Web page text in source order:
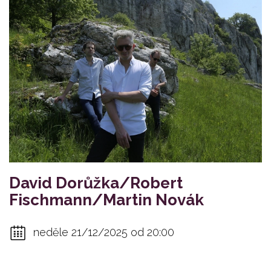
David Dorůžka/Robert
Fischmann/Martin Novák
neděle 21/12/2025 od 20:00